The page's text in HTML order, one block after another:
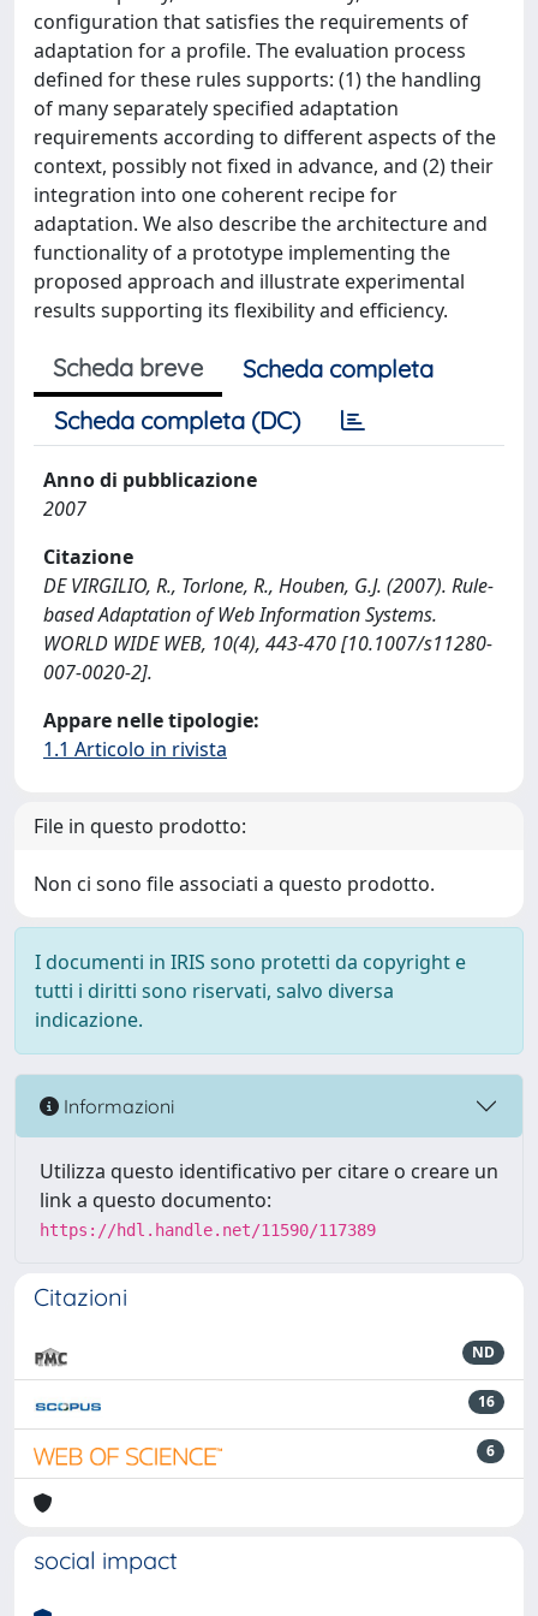
configuration that satisfies the requirements of
adaptation for a profile. The evaluation process
defined for these rules supports: (1) the handling
of many separately specified adaptation
requirements according to different aspects of the
context, possibly not fixed in advance, and (2) their
integration into one coherent recipe for
adaptation. We also describe the architecture and
functionality of a prototype implementing the
proposed approach and illustrate experimental
results supporting its flexibility and efficiency.
Scheda breve
Scheda completa
Scheda completa (DC)
Anno di pubblicazione
2007
Citazione
DE VIRGILIO, R., Torlone, R., Houben, G.J. (2007). Rule-
based Adaptation of Web Information Systems.
WORLD WIDE WEB, 10(4), 443-470 [10.1007/s11280-
007-0020-2].
Appare nelle tipologie:
1.1 Articolo in rivista
File in questo prodotto:
Non ci sono file associati a questo prodotto.
I documenti in IRIS sono protetti da copyright e
tutti i diritti sono riservati, salvo diversa
indicazione.
Informazioni
Utilizza questo identificativo per citare o creare un
link a questo documento:
https://hdl.handle.net/11590/117389
Citazioni
ND
16
6
social impact